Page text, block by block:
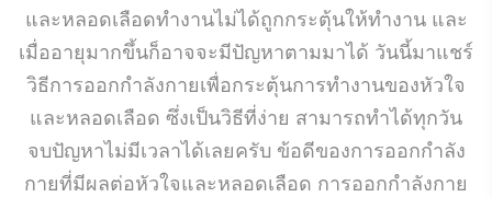
และหลอดเลือดทำงานไม่ได้ถูกกระตุ้นให้ทำงาน และ
เมื่ออายุมากขึ้นก็อาจจะมีปัญหาตามมาได้ วันนี้มาแชร์
วิธีการออกกำลังกายเพื่อกระตุ้นการทำงานของหัวใจ
และหลอดเลือด ซึ่งเป็นวิธีที่ง่าย สามารถทำได้ทุกวัน
จบปัญหาไม่มีเวลาได้เลยครับ ข้อดีของการออกกำลัง
กายที่มีผลต่อหัวใจและหลอดเลือด การออกกำลังกาย